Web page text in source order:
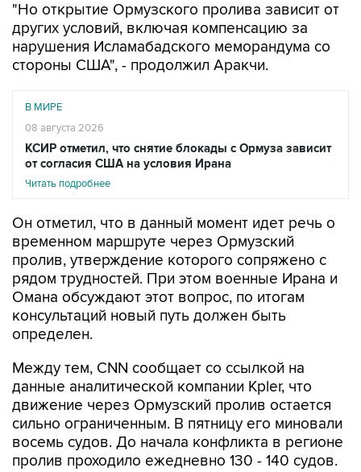
"Но открытие Ормузского пролива зависит от
других условий, включая компенсацию за
нарушения Исламабадского меморандума со
стороны США", - продолжил Аракчи.
В МИРЕ
08 августа 2026
КСИР отметил, что снятие блокады с Ормуза зависит
от согласия США на условия Ирана
Читать подробнее
Он отметил, что в данный момент идет речь о
временном маршруте через Ормузский
пролив, утверждение которого сопряжено с
рядом трудностей. При этом военные Ирана и
Омана обсуждают этот вопрос, по итогам
консультаций новый путь должен быть
определен.
Между тем, CNN сообщает со ссылкой на
данные аналитической компании Kpler, что
движение через Ормузский пролив остается
сильно ограниченным. В пятницу его миновали
восемь судов. До начала конфликта в регионе
пролив проходило ежедневно 130 - 140 судов.